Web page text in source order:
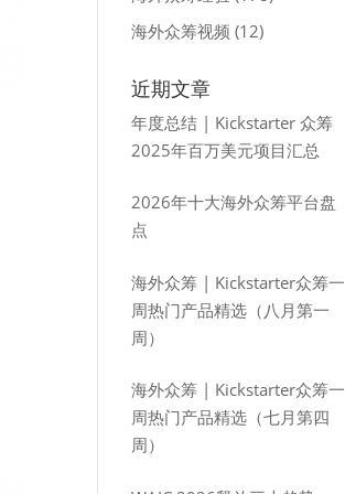
海外众筹视频 (12)
近期文章
年度总结 | Kickstarter 众筹
2025年百万美元项目汇总
2026年十大海外众筹平台盘
点
海外众筹 | Kickstarter众筹一
周热门产品精选（八月第一
周）
海外众筹 | Kickstarter众筹一
周热门产品精选（七月第四
周）